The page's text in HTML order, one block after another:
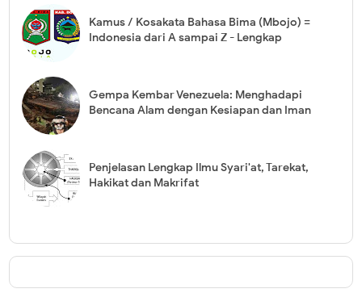
Kamus / Kosakata Bahasa Bima (Mbojo) =
Indonesia dari A sampai Z - Lengkap
Gempa Kembar Venezuela: Menghadapi
Bencana Alam dengan Kesiapan dan Iman
Penjelasan Lengkap Ilmu Syari'at, Tarekat,
Hakikat dan Makrifat